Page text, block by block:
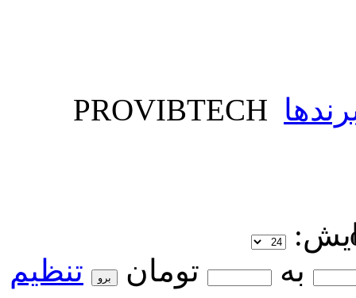
PROVIBTECH
به
تومان تنظیم